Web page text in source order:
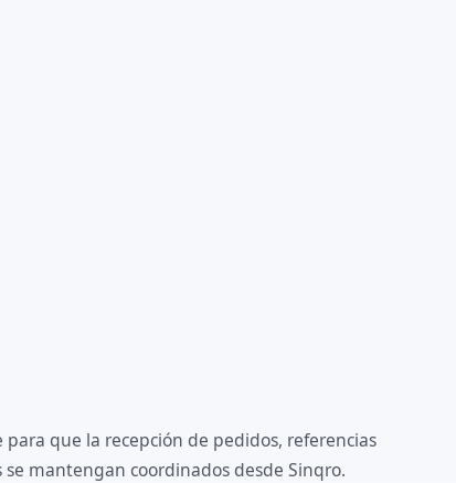
que la recepción de pedidos, referencias
mantengan coordinados desde Sinqro.